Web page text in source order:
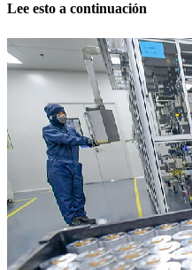
Lee esto a continuación